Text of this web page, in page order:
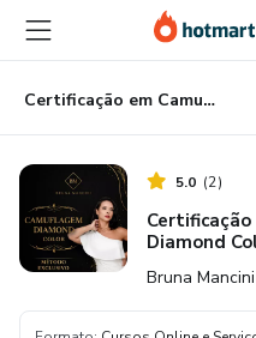
para
conteúdo
principal
para
pagamento
para
rodapé
Certificação em Camuflagem Método Diamond Color
5.0 (2)
Diamond
Bruna Mancini